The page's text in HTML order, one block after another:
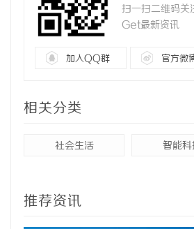
扫一扫二维码关
Get最新资讯
加入QQ群 官方微
相关分类
社会生活 智能科
推荐资讯